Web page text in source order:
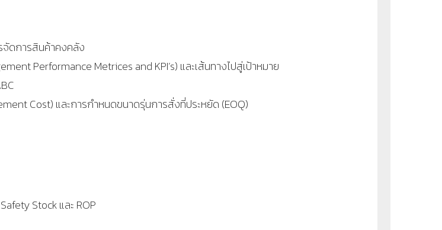
ดการสินค้าคงคลัง
Performance Metrices and KPI’s) และเส้นทางไปสู่เป้าหมาย
Cost) และการกำหนดขนาดรุ่นการสั่งที่ประหยัด (EOQ)
Stock และ ROP